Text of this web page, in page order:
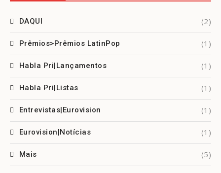
DAQUI (2)
Prêmios>Prêmios LatinPop (1)
Habla Pri|Lançamentos (1)
Habla Pri|Listas (1)
Entrevistas|Eurovision (1)
Eurovision|Notícias (1)
Mais (5)